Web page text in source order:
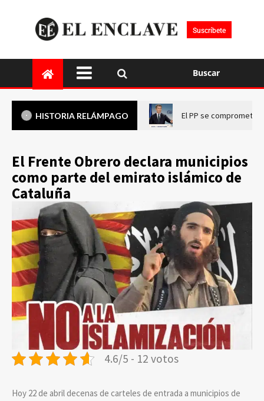
Suscríbete
Buscar
HISTORIA RELÁMPAGO El PP se compromete
El Frente Obrero declara municipios
como parte del emirato islámico de
Cataluña
4.6/5 - 12 votos
Hoy 22 de abril decenas de carteles de entrada a municipios de